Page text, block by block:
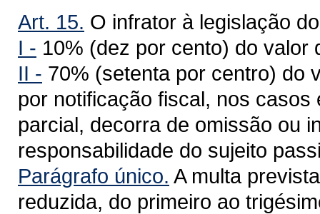
Art. 15. O infrator à legislação
I - 10% (dez por cento) do valor
II - 70% (setenta por centro) do
por notificação fiscal, nos
parcial, decorra de omissão ou
responsabilidade do sujeito
Parágrafo único. A multa
reduzida, do primeiro ao